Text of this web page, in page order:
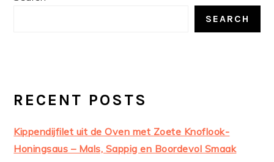
SEARCH
RECENT POSTS
Kippendijfilet uit de Oven met Zoete Knoflook-
Honingsaus – Mals, Sappig en Boordevol Smaak